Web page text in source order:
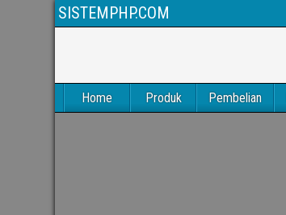
SISTEMPHP.COM
Home Produk Pembelian